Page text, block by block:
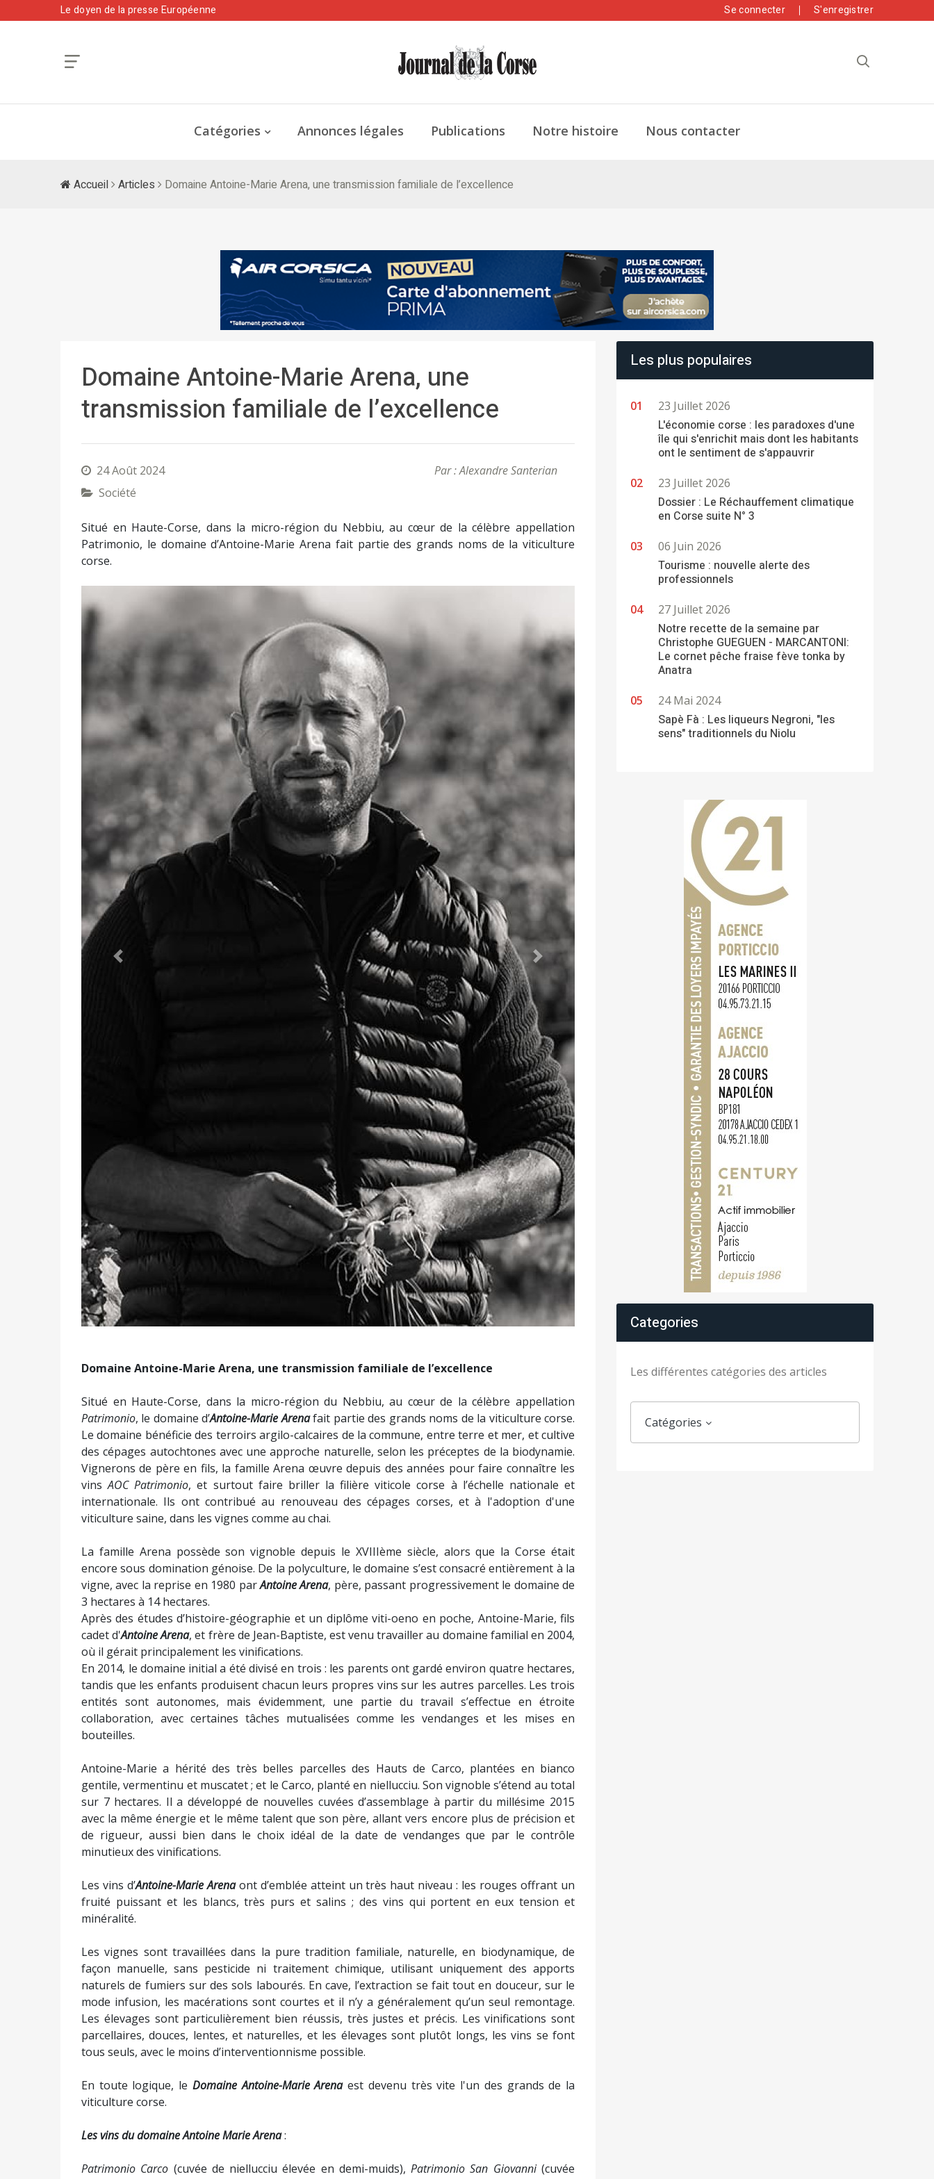
Le doyen de la presse Européenne Se connecter S'enregistrer
Catégories Annonces légales Publications Notre histoire Nous contacter
Accueil Articles Domaine Antoine-Marie Arena, une transmission familiale de l’excellence
Domaine Antoine-Marie Arena, une
transmission familiale de l’excellence
24 Août 2024
Par : Alexandre Santerian
Société
Situé en Haute-Corse, dans la micro-région du Nebbiu, au cœur de la célèbre appellation
Patrimonio, le domaine d’Antoine-Marie Arena fait partie des grands noms de la viticulture
corse.
Précédent Suivant
Domaine Antoine-Marie Arena, une transmission familiale de l’excellence
Situé en Haute-Corse, dans la micro-région du Nebbiu, au cœur de la célèbre appellation
Patrimonio
fait partie des grands noms de la viticulture corse.
Le domaine bénéficie des terroirs argilo-calcaires de la commune, entre terre et mer, et cultive
des cépages autochtones avec une approche naturelle, selon les préceptes de la biodynamie.
Vignerons de père en fils, la famille Arena œuvre depuis des années pour faire connaître les
, et surtout faire briller la filière viticole corse à l’échelle nationale et
internationale. Ils ont contribué au renouveau des cépages corses, et à l'adoption d'une
viticulture saine, dans les vignes comme au chai.
La famille Arena possède son vignoble depuis le XVIIIème siècle, alors que la Corse était
encore sous domination génoise. De la polyculture, le domaine s’est consacré entièrement à la
, père, passant progressivement le domaine de
Après des études d’histoire-géographie et un diplôme viti-oeno en poche, Antoine-Marie, fils
, et frère de Jean-Baptiste, est venu travailler au domaine familial en 2004,
où il gérait principalement les vinifications.
En 2014, le domaine initial a été divisé en trois : les parents ont gardé environ quatre hectares,
tandis que les enfants produisent chacun leurs propres vins sur les autres parcelles. Les trois
entités sont autonomes, mais évidemment, une partie du travail s’effectue en étroite
collaboration, avec certaines tâches mutualisées comme les vendanges et les mises en
bouteilles.
Antoine-Marie a hérité des très belles parcelles des Hauts de Carco, plantées en bianco
gentile, vermentinu et muscatet ; et le Carco, planté en niellucciu. Son vignoble s’étend au total
sur 7 hectares. Il a développé de nouvelles cuvées d’assemblage à partir du millésime 2015
avec la même énergie et le même talent que son père, allant vers encore plus de précision et
fruité puissant et les blancs, très purs et salins ; des vins qui portent en eux tension et
minéralité.
Les vignes sont travaillées dans la pure tradition familiale, naturelle, en biodynamique, de
façon manuelle, sans pesticide ni traitement chimique, utilisant uniquement des apports
naturels de fumiers sur des sols labourés. En cave, l’extraction se fait tout en douceur, sur le
mode infusion, les macérations sont courtes et il n’y a généralement qu’un seul remontage.
Les élevages sont particulièrement bien réussis, très justes et précis. Les vinifications sont
tous seuls, avec le moins d’interventionnisme possible.
En toute logique, le Domaine Antoine-Marie Arenaest devenu très vite l'un des grands de la
viticulture corse.
Les vins du domaine Antoine Marie Arena:
Patrimonio Carco(cuvée de niellucciu élevée en demi-muids),Patrimonio San Giovanni(cuvée
issue de jeunes vignes de vermentino, élevée durant cinq mois en cuve béton),Bianco Gentile,
Muscat Non muté Morta Maio ,San Giovanni(assemblage de caracaghjolu neru et de morescone).
Domaine Antoine-Marie Arena
– Visite et vente à la propriété sur RDV
L’abus d’alcool est dangereux pour la santé, à consommer avec modération
Partager :
Les plus populaires
23 Juillet 2026
L'économie corse : les paradoxes d'une
île qui s'enrichit mais dont les habitants
ont le sentiment de s'appauvrir
23 Juillet 2026
Dossier : Le Réchauffement climatique
en Corse suite N° 3
06 Juin 2026
Tourisme : nouvelle alerte des
professionnels
27 Juillet 2026
Notre recette de la semaine par
Christophe GUEGUEN - MARCANTONI:
Le cornet pêche fraise fève tonka by
Anatra
24 Mai 2024
Sapè Fà : Les liqueurs Negroni, "les
sens" traditionnels du Niolu
Categories
Les différentes catégories des articles
Catégories
Suivez-nous sur YouTube
HORAIRES redaction@journaldelacorse.corsica